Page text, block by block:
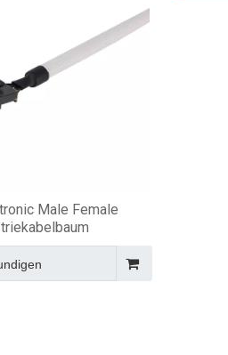
Male Female